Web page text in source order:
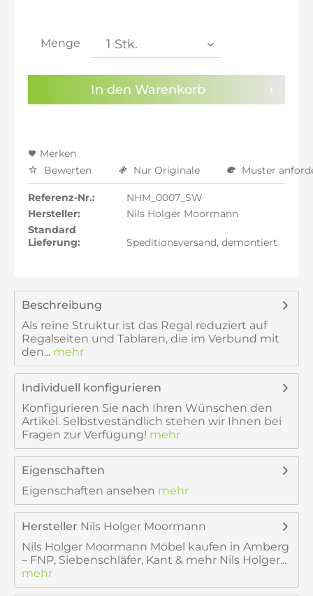
Sie haben dieDatenschutzbestimmungenzur
Kenntnis genommen.
inkl. 21% MwSt.: 1.962,44 €
inkl. 22% MwSt.: 1.978,66 €
Menge
In den Warenkorb
Merken
Bewerten
Nur Originale Muster
Referenz-Nr.:
NHM_0007_SW
Hersteller:
Nils Holger Moormann
Standard
Lieferung:
Speditionsversand, demontiert
Beschreibung
Als reine Struktur ist das Regal reduziert auf
Regalseiten und Tablaren, die im Verbund mit
den... mehr
Individuell konfigurieren
Konfigurieren Sie nach Ihren Wünschen den
Artikel. Selbstveständlich stehen wir Ihnen bei
Fragen zur Verfügung! mehr
Eigenschaften
Eigenschaften ansehen mehr
Hersteller Nils Holger Moormann
Nils Holger Moormann Möbel kaufen in Amberg
– FNP, Siebenschläfer, Kant & mehr Nils Holger...
mehr